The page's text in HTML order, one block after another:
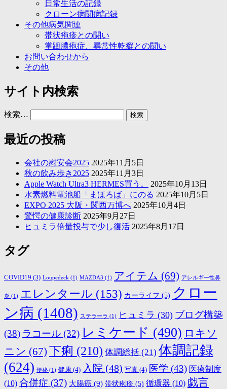
日常生活の記録
クローン病闘病記録
その他病気関連
帯状疱疹との闘い
掌蹠膿疱症、尋常性乾癬との闘い
お問い合わせから
その他
サイト内検索
検索…
最近の投稿
会社の慰安会2025 2025年11月5日
秋の飲み歩き2025 2025年11月3日
Apple Watch Ultra3 HERMES買う。
2025年10月13日
水素燃料電池船「まほろば」にのる 2025年10月5日
EXPO 2025 大阪・関西万博へ 2025年10月4日
驚愕の健康診断 2025年9月27日
ヒュミラ倍量投与で少し復活 2025年8月17日
タグ
COVID19 (3) Loupedeck (1) MAZDA3 (1) アイテム (69) アレルギー性鼻
炎 (1) エレンタール (153) カーライフ (5) クロー
ン病 (1408) ステラーラ (1) ヒュミラ (30) ブログ構築
(38) ラコール (32) レミケード (490) ロキソ
ニン (67) 下痢 (210) 体調総括 (21) 体調記録
(624) 便秘 (1) 健康 (4) 入院 (48) 写真 (4) 医学 (43) 医療制度
(10) 合併症 (37) 大腸癌 (9) 帯状疱疹 (5) 循環器 (10) 戯言